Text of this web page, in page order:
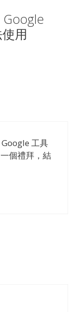
用
工具
個禮拜，結